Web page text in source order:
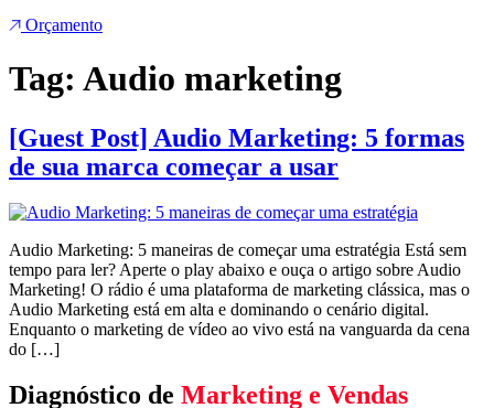
Orçamento
Tag: Audio marketing
[Guest Post] Audio Marketing: 5 formas
de sua marca começar a usar
Audio Marketing: 5 maneiras de começar uma estratégia Está sem
tempo para ler? Aperte o play abaixo e ouça o artigo sobre Audio
Marketing! O rádio é uma plataforma de marketing clássica, mas o
Audio Marketing está em alta e dominando o cenário digital.
Enquanto o marketing de vídeo ao vivo está na vanguarda da cena
do […]
Diagnóstico de Marketing e Vendas